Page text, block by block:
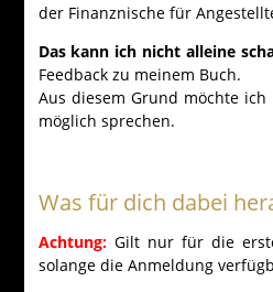
der Finanznische für
Das kann ich nicht alleine
Feedback zu meinem Buch.
Aus diesem Grund möchte
möglich sprechen.
Was für dich dabei
Achtung:Gilt nur für die
solange die Anmeldung